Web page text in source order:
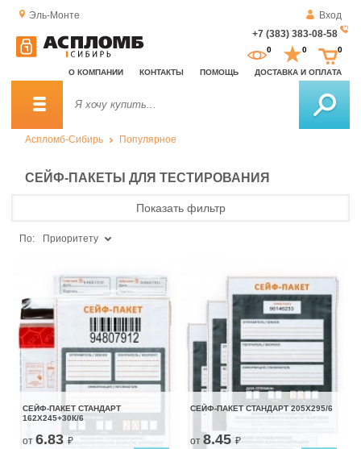
Эль-Монте
Вход
+7 (383) 383-08-58
О КОМПАНИИ КОНТАКТЫ ПОМОЩЬ ДОСТАВКА И ОПЛАТА
0 0 0
Аспломб-Сибирь Популярное
СЕЙФ-ПАКЕТЫ ДЛЯ ТЕСТИРОВАНИЯ
Показать фильтр
По: Приоритету
СЕЙФ-ПАКЕТ СТАНДАРТ
162Х245+30К/6
от 6.83₽
СЕЙФ-ПАКЕТ СТАНДАРТ 205Х295/6
от 8.45 ₽